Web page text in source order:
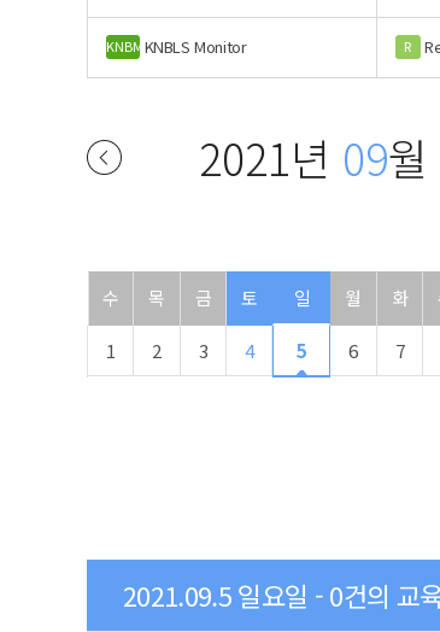
KNBM KNBLS Monitor R
2021년 09월
수 목 금 토 일 월 화
1 2 3 4 5 6 7
2021.09.5 일요일 - 0건의 교